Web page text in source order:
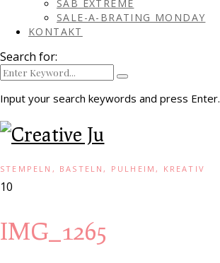
SAB EXTREME
SALE-A-BRATING MONDAY
KONTAKT
Search for:
Input your search keywords and press Enter.
STEMPELN, BASTELN, PULHEIM, KREATIV
10
IMG_1265